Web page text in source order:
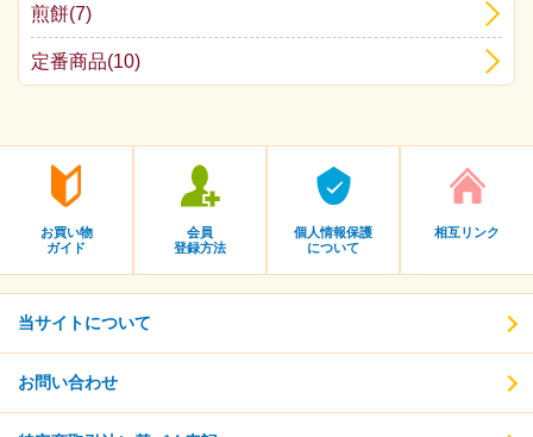
煎餅(7)
定番商品(10)
お買い物
ガイド
会員
登録方法
個人情報保護
について
相互リンク
当サイトについて
お問い合わせ